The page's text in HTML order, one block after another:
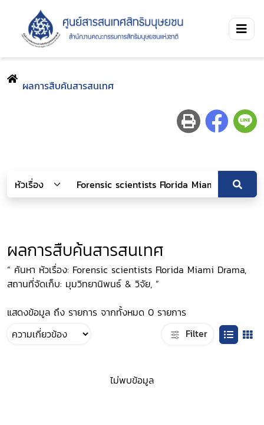
ผลการสืบค้นสารสนเทศ
ผลการสืบค้นสารสนเทศ
“ ค้นหา หัวเรื่อง: Forensic scientists Florida Miami Drama,
สถานที่จัดเก็บ: มุมวิทยานิพนธ์ & วิจัย, ”
แสดงข้อมูล ถึง รายการ จากทั้งหมด 0 รายการ
Filter
ไม่พบข้อมูล